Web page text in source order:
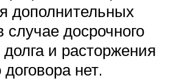
дополнительных
случае досрочного
и расторжения
договора нет.